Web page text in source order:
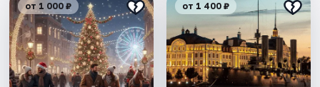
от 1 000 ₽ от 1 400 ₽